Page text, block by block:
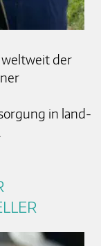
der
in land-